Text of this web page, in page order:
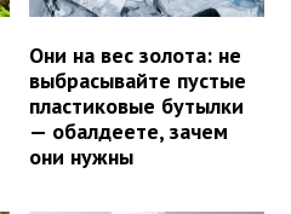
Они на вес золота: не
выбрасывайте пустые
пластиковые бутылки
— обалдеете, зачем
они нужны